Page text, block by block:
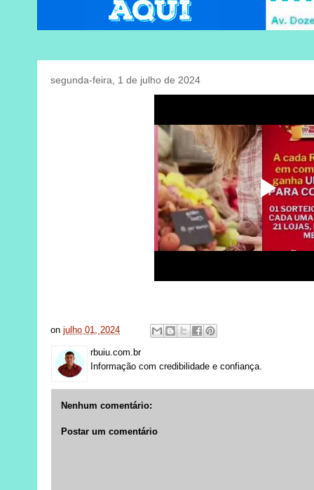
segunda-feira, 1 de julho de 2024
onjulho 01, 2024
rbuiu.com.br
Informação com credibilidade e confiança.
Nenhum comentário:
Postar um comentário